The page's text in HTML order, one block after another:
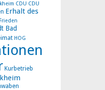
CDU CDU
Erhalt des
Bad
HOG
Kurbetrieb